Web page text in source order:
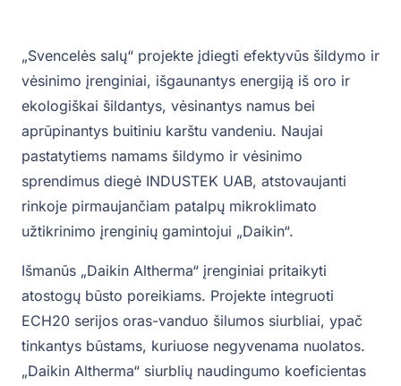
„Svencelės salų“ projekte įdiegti efektyvūs šildymo ir
vėsinimo įrenginiai, išgaunantys energiją iš oro ir
ekologiškai šildantys, vėsinantys namus bei
aprūpinantys buitiniu karštu vandeniu. Naujai
pastatytiems namams šildymo ir vėsinimo
sprendimus diegė INDUSTEK UAB, atstovaujanti
rinkoje pirmaujančiam patalpų mikroklimato
užtikrinimo įrenginių gamintojui „Daikin“.
Išmanūs „Daikin Altherma“ įrenginiai pritaikyti
atostogų būsto poreikiams. Projekte integruoti
ECH20 serijos oras-vanduo šilumos siurbliai, ypač
tinkantys būstams, kuriuose negyvenama nuolatos.
„Daikin Altherma“ siurblių naudingumo koeficientas